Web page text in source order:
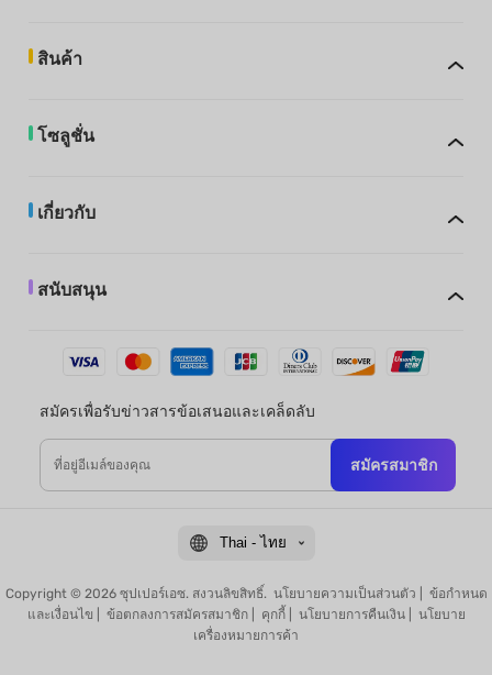
สินค้า
โซลูชั่น
เกี่ยวกับ
สนับสนุน
สมัครเพื่อรับข่าวสารข้อเสนอและเคล็ดลับ
สมัครสมาชิก
Thai - ไทย
Copyright © 2026 ซุปเปอร์เอซ. สงวนลิขสิทธิ์. นโยบายความเป็นส่วนตัว
ข้อกำหนด
และเงื่อนไข
ข้อตกลงการสมัครสมาชิก| คุกกี้| นโยบายการคืนเงิน| นโยบาย
เครื่องหมายการค้า